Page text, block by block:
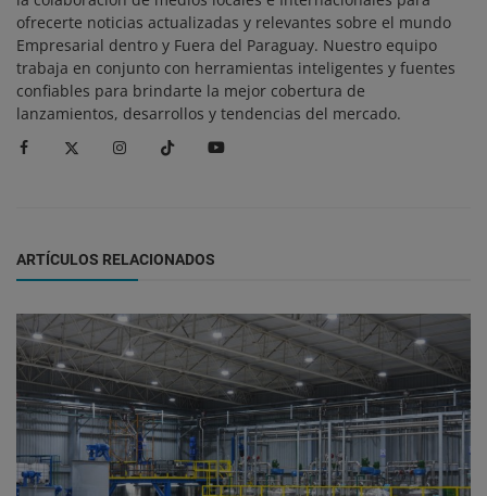
ofrecerte noticias actualizadas y relevantes sobre el mundo
Empresarial dentro y Fuera del Paraguay. Nuestro equipo
trabaja en conjunto con herramientas inteligentes y fuentes
confiables para brindarte la mejor cobertura de
lanzamientos, desarrollos y tendencias del mercado.
ARTÍCULOS RELACIONADOS